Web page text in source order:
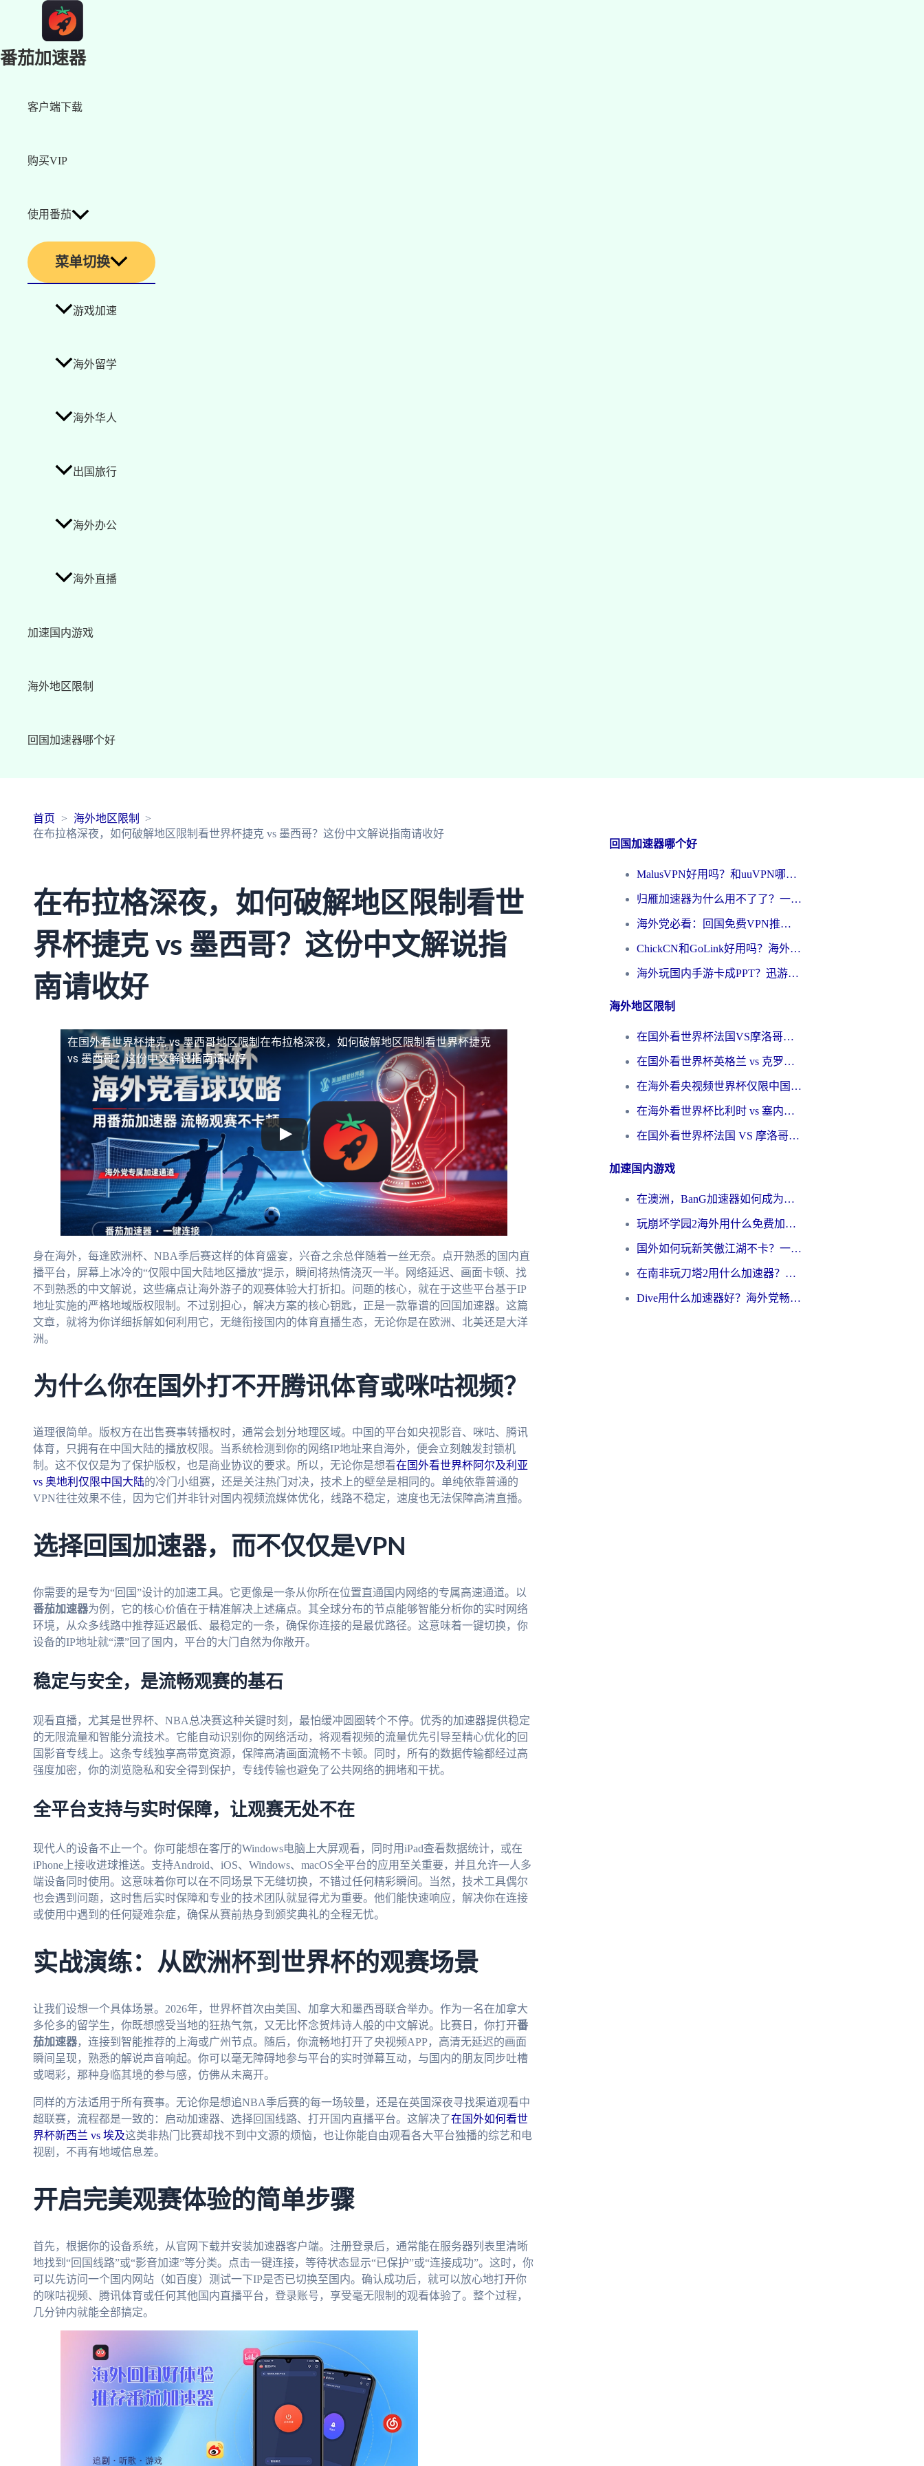
番茄加速器
客户端下载
购买VIP
使用番茄
菜单切换
游戏加速
海外留学
海外华人
出国旅行
海外办公
海外直播
加速国内游戏
海外地区限制
回国加速器哪个好
首页
海外地区限制
在布拉格深夜，如何破解地区限制看世界杯捷克 vs 墨西哥？这份中文解说指南请收好
在布拉格深夜，如何破解地区限制看世
界杯捷克 vs 墨西哥？这份中文解说指
南请收好
在国外看世界杯捷克 vs 墨西哥地区限制在布拉格深夜，如何破解地区限制看世界杯捷克
vs 墨西哥？这份中文解说指南请收好
身在海外，每逢欧洲杯、NBA季后赛这样的体育盛宴，兴奋之余总伴随着一丝无奈。点开熟悉的国内直
播平台，屏幕上冰冷的“仅限中国大陆地区播放”提示，瞬间将热情浇灭一半。网络延迟、画面卡顿、找
不到熟悉的中文解说，这些痛点让海外游子的观赛体验大打折扣。问题的核心，就在于这些平台基于IP
地址实施的严格地域版权限制。不过别担心，解决方案的核心钥匙，正是一款靠谱的回国加速器。这篇
文章，就将为你详细拆解如何利用它，无缝衔接国内的体育直播生态，无论你是在欧洲、北美还是大洋
洲。
为什么你在国外打不开腾讯体育或咪咕视频？
道理很简单。版权方在出售赛事转播权时，通常会划分地理区域。中国的平台如央视影音、咪咕、腾讯
体育，只拥有在中国大陆的播放权限。当系统检测到你的网络IP地址来自海外，便会立刻触发封锁机
制。这不仅仅是为了保护版权，也是商业协议的要求。所以，无论你是想看在国外看世界杯阿尔及利亚
vs 奥地利仅限中国大陆的冷门小组赛，还是关注热门对决，技术上的壁垒是相同的。单纯依靠普通的
VPN往往效果不佳，因为它们并非针对国内视频流媒体优化，线路不稳定，速度也无法保障高清直播。
选择回国加速器，而不仅仅是VPN
你需要的是专为“回国”设计的加速工具。它更像是一条从你所在位置直通国内网络的专属高速通道。以
番茄加速器为例，它的核心价值在于精准解决上述痛点。其全球分布的节点能够智能分析你的实时网络
环境，从众多线路中推荐延迟最低、最稳定的一条，确保你连接的是最优路径。这意味着一键切换，你
设备的IP地址就“漂”回了国内，平台的大门自然为你敞开。
稳定与安全，是流畅观赛的基石
观看直播，尤其是世界杯、NBA总决赛这种关键时刻，最怕缓冲圆圈转个不停。优秀的加速器提供稳定
的无限流量和智能分流技术。它能自动识别你的网络活动，将观看视频的流量优先引导至精心优化的回
国影音专线上。这条专线独享高带宽资源，保障高清画面流畅不卡顿。同时，所有的数据传输都经过高
强度加密，你的浏览隐私和安全得到保护，专线传输也避免了公共网络的拥堵和干扰。
全平台支持与实时保障，让观赛无处不在
现代人的设备不止一个。你可能想在客厅的Windows电脑上大屏观看，同时用iPad查看数据统计，或在
iPhone上接收进球推送。支持Android、iOS、Windows、macOS全平台的应用至关重要，并且允许一人多
端设备同时使用。这意味着你可以在不同场景下无缝切换，不错过任何精彩瞬间。当然，技术工具偶尔
也会遇到问题，这时售后实时保障和专业的技术团队就显得尤为重要。他们能快速响应，解决你在连接
或使用中遇到的任何疑难杂症，确保从赛前热身到颁奖典礼的全程无忧。
实战演练：从欧洲杯到世界杯的观赛场景
让我们设想一个具体场景。2026年，世界杯首次由美国、加拿大和墨西哥联合举办。作为一名在加拿大
多伦多的留学生，你既想感受当地的狂热气氛，又无比怀念贺炜诗人般的中文解说。比赛日，你打开番
茄加速器，连接到智能推荐的上海或广州节点。随后，你流畅地打开了央视频APP，高清无延迟的画面
瞬间呈现，熟悉的解说声音响起。你可以毫无障碍地参与平台的实时弹幕互动，与国内的朋友同步吐槽
或喝彩，那种身临其境的参与感，仿佛从未离开。
同样的方法适用于所有赛事。无论你是想追NBA季后赛的每一场较量，还是在英国深夜寻找渠道观看中
超联赛，流程都是一致的：启动加速器、选择回国线路、打开国内直播平台。这解决了在国外如何看世
界杯新西兰 vs 埃及这类非热门比赛却找不到中文源的烦恼，也让你能自由观看各大平台独播的综艺和电
视剧，不再有地域信息差。
开启完美观赛体验的简单步骤
首先，根据你的设备系统，从官网下载并安装加速器客户端。注册登录后，通常能在服务器列表里清晰
地找到“回国线路”或“影音加速”等分类。点击一键连接，等待状态显示“已保护”或“连接成功”。这时，你
可以先访问一个国内网站（如百度）测试一下IP是否已切换至国内。确认成功后，就可以放心地打开你
的咪咕视频、腾讯体育或任何其他国内直播平台，登录账号，享受毫无限制的观看体验了。整个过程，
几分钟内就能全部搞定。
回国加速器哪个好
MalusVPN好用吗？和uuVPN哪个好？海外党无缝访问国内资源的真实对比与选择指南
归雁加速器为什么用不了了？一位海外游子的真实困惑与技术解答
海外党必看：回国免费VPN推荐？别踩坑！教你选对加速器无缝刷国内资源
ChickCN和GoLink好用吗？海外党如何选对回国加速器
海外玩国内手游卡成PPT？迅游和奇游手游哪个好？一篇讲透回国加速器怎么选
海外地区限制
在国外看世界杯法国VS摩洛哥地区限制？这篇指南让你流畅看中文解说无压力
在国外看世界杯英格兰 vs 克罗地亚当前地区不可播放？这篇指南帮你搞定所有海外观赛难题
在海外看央视频世界杯仅限中国大陆？这篇指南帮你解锁中文解说+无卡顿直播
在海外看世界杯比利时 vs 塞内加尔仅限中国大陆？我找到了最流畅的中文解说之路
在国外看世界杯法国 VS 摩洛哥仅限中国大陆？海外党这样看中文解说赛事不卡顿
加速国内游戏
在澳洲，BanG加速器如何成为你国服游戏的“时光机”？
玩崩坏学园2海外用什么免费加速器好？2026海外党亲测国服游戏加速指南
国外如何玩新笑傲江湖不卡？一份给海外游子的终极网络指南
在南非玩刀塔2用什么加速器？一份给海外游子的终极生存指南
Dive用什么加速器好？海外党畅玩国服游戏的终极避坑指南